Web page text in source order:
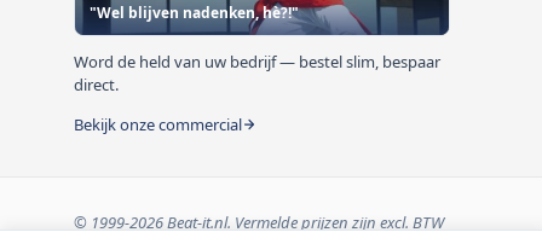
"Wel blijven nadenken, hè?!"
Word de held van uw bedrijf — bestel slim, bespaar
direct.
Bekijk onze commercial
© 1999-2026 Beat-it.nl. Vermelde prijzen zijn excl. BTW